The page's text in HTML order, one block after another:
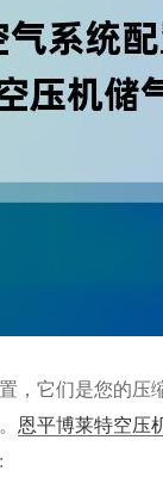
，它们是您的
恩平博莱特空压